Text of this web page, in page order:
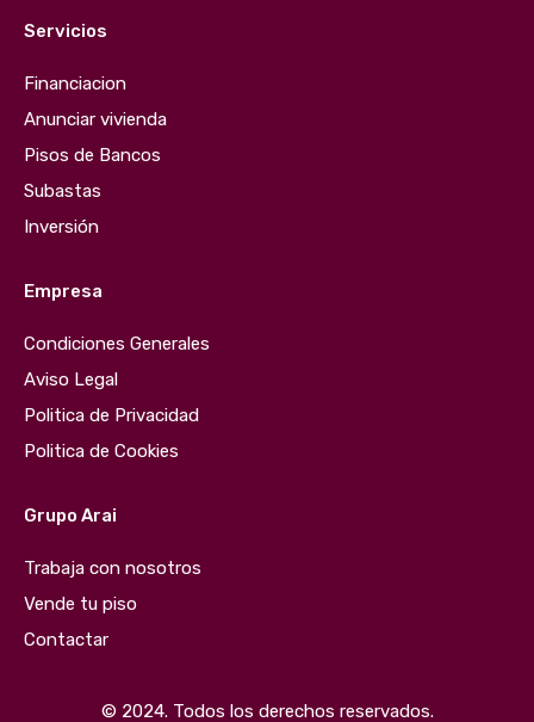
Servicios
Financiacion
Anunciar vivienda
Pisos de Bancos
Subastas
Inversión
Empresa
Condiciones Generales
Aviso Legal
Politica de Privacidad
Politica de Cookies
Grupo Arai
Trabaja con nosotros
Vende tu piso
Contactar
© 2024. Todos los derechos reservados.